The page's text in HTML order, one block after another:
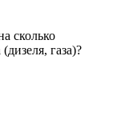
сколько
газа)?